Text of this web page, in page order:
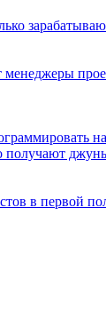
менеджеры
получают
в первой